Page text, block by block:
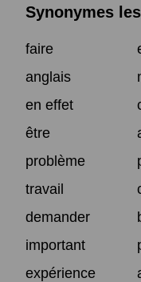
Synonymes
faire
anglais
en effet
être
problème
travail
demander
important
expérience